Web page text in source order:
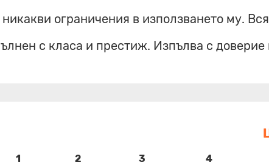
никакви ограничения в използването му.
с класа и престиж. Изпълва с
1 2 3 4